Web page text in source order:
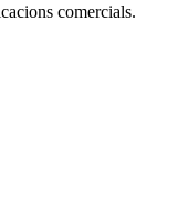
comercials.